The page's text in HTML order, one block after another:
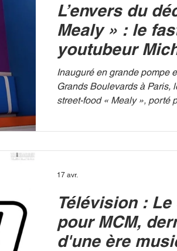
L’envers du
Mealy » : le
youtubeur
Paris sur fond
scandale
Inauguré en grande pompe
Grands Boulevards à Paris,
street-food « Mealy », porté
rideau. Si la communication
interne alarmante : rongeurs
salaires chroniques.
promesse d’un succès
Télévision :
pour MCM,
d'une ère
17 avr.